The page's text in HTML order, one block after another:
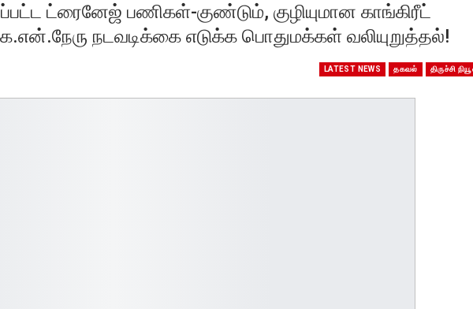
ட்ரைனேஜ் பணிகள்-குண்டும், குழியுமான காங்கிரீட்
நடவடிக்கை எடுக்க பொதுமக்கள் வலியுறுத்தல்!
LATEST NEWS தகவல் திருச்சி